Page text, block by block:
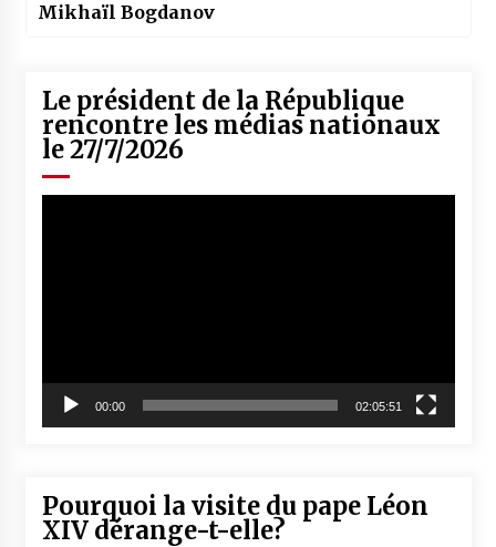
Mikhaïl Bogdanov
Le président de la République
rencontre les médias nationaux
le 27/7/2026
00:00 02:05:51
Pourquoi la visite du pape Léon
XIV dérange-t-elle?